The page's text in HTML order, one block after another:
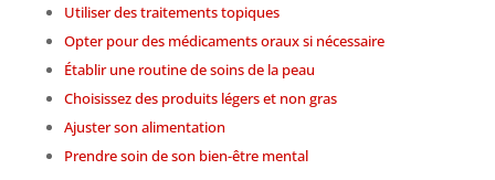
Utiliser des traitements topiques
Opter pour des médicaments oraux si nécessaire
Établir une routine de soins de la peau
Choisissez des produits légers et non gras
Ajuster son alimentation
Prendre soin de son bien-être mental